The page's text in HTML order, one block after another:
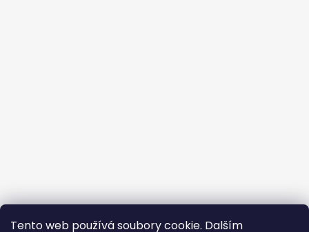
Tento web používá soubory cookie. Dalším
Sledovať na Instagrame